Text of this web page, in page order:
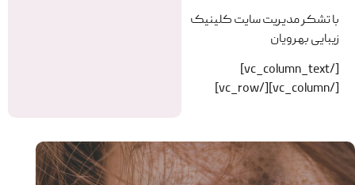
با تشکر مدیریت سایت کلینیک
زیبایی بهرویان
[/vc_column_text]
[/vc_column][/vc_row]